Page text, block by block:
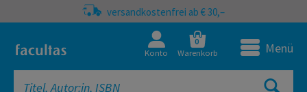
versandkostenfrei ab € 30,–
Konto
0
Warenkorb Menü